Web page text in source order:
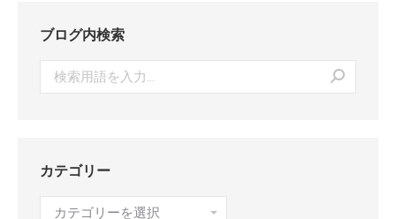
ブログ内検索
Search:
カテゴリー